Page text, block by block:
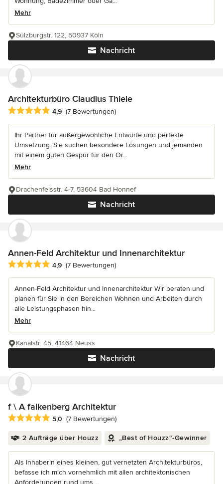
Mehr
Nachricht
Sülzburgstr. 122, 50937 Köln
Architekturbüro Claudius Thiele
Durchschnittliche Bewertung: 4.9 von 5 Sternen
4,9 (7 Bewertungen)
Ihr Partner für außergewöhliche Entwürfe und perfekte
Umsetzung. Sie suchen besondere Lösungen und jemanden
mit einem guten Gespür für den Or...
Mehr
Nachricht
Drachenfelsstr. 4-7, 53604 Bad Honnef
Annen-Feld Architektur und Innenarchitektur
Durchschnittliche Bewertung: 4.9 von 5 Sternen
4,9 (7 Bewertungen)
Annen-Feld Architektur und Innenarchitektur Wir beraten und
planen für Sie in den Bereichen Wohnen und Arbeiten durch
alle Leistungsphasen hin...
Mehr
Nachricht
Kanalstr. 45, 41464 Neuss
f \ A falkenberg Architektur
Durchschnittliche Bewertung: 5 von 5 Sternen
5,0 (7 Bewertungen)
2 Aufträge über Houzz „Best of Houzz“-Gewinner
Als Inhaberin eines kleinen, gut vernetzten Architekturbüros,
befasse ich mich vornehmlich mit allen architektonischen
Anforderungen rund ums...